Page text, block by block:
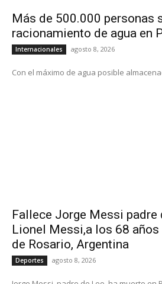
Más de 500.000 personas
racionamiento de agua en
Internacionales agosto 8, 2026
Con el máximo de agua posible
Fallece Jorge Messi
Lionel Messi,a los 68 años
de Rosario, Argentina
Deportes agosto 8, 2026